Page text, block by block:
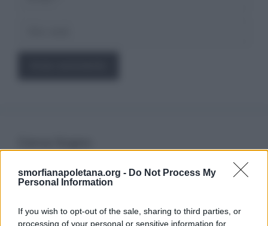
smorfianapoletana.org - Do Not Process My
Personal Information
If you wish to opt-out of the sale, sharing to third parties, or
processing of your personal or sensitive information for
Ricerca